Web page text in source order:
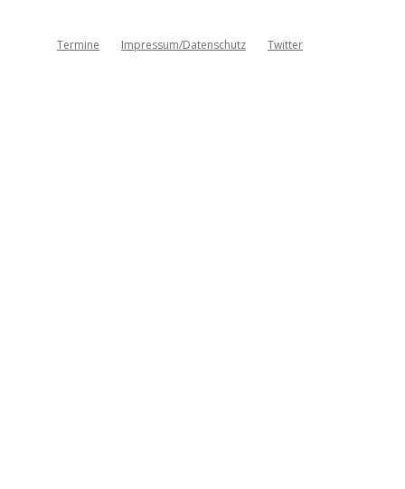
Termine Impressum/Datenschutz Twitter